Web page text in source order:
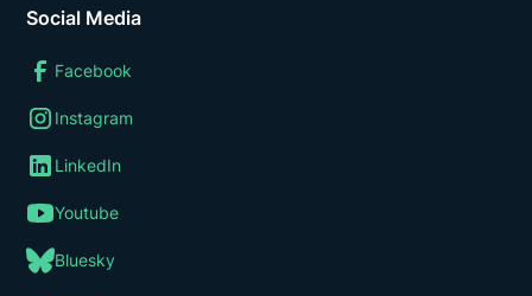
Social Media
Facebook
Instagram
LinkedIn
Youtube
Bluesky